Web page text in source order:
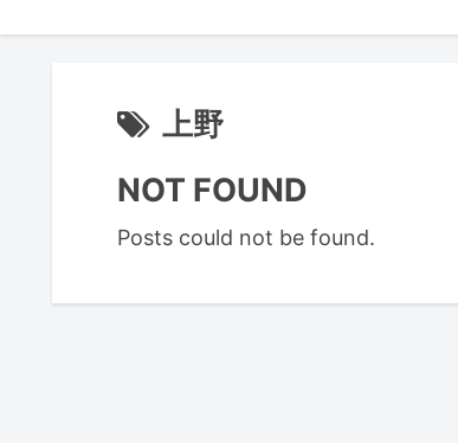
上野
NOT FOUND
Posts could not be found.